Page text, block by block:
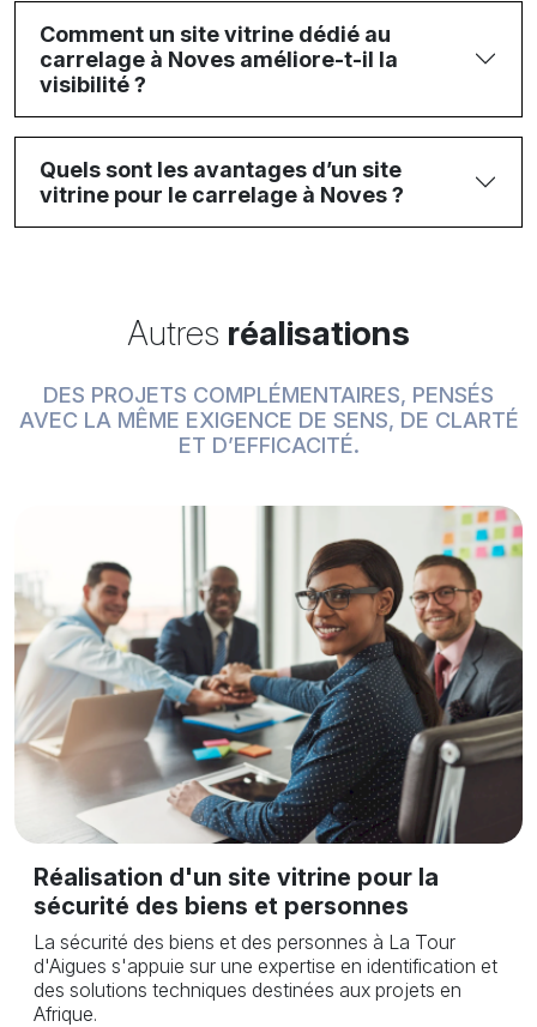
Comment un site vitrine dédié au
carrelage à Noves améliore-t-il la
visibilité ?
Quels sont les avantages d’un site
vitrine pour le carrelage à Noves ?
Autres réalisations
DES PROJETS COMPLÉMENTAIRES, PENSÉS
AVEC LA MÊME EXIGENCE DE SENS, DE CLARTÉ
ET D’EFFICACITÉ.
Réalisation d'un site vitrine pour la
sécurité des biens et personnes
La sécurité des biens et des personnes à La Tour
d'Aigues s'appuie sur une expertise en identification et
des solutions techniques destinées aux projets en
Afrique.